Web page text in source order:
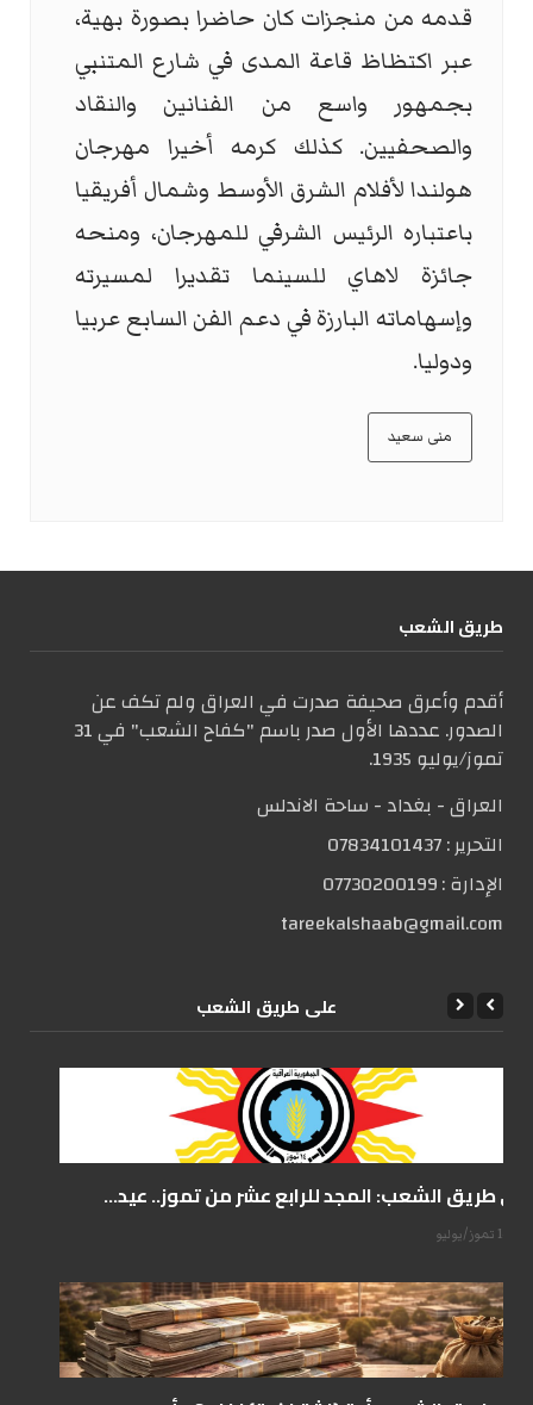
قدمه من منجزات كان حاضرا بصورة بهية،
عبر اكتظاظ قاعة المدى في شارع المتنبي
بجمهور واسع من الفنانين والنقاد
والصحفيين. كذلك كرمه أخيرا مهرجان
هولندا لأفلام الشرق الأوسط وشمال أفريقيا
باعتباره الرئيس الشرفي للمهرجان، ومنحه
جائزة لاهاي للسينما تقديرا لمسيرته
وإسهاماته البارزة في دعم الفن السابع عربيا
ودوليا.
منى سعيد
طریق الشعب
أقدم وأعرق صحيفة صدرت في العراق ولم تكف عن
الصدور. عددها الأول صدر باسم "كفاح الشعب" في 31
تموز/يوليو 1935.
العراق - بغداد - ساحة الاندلس
التحریر :07834101437
الإدارة :07730200199
tareekalshaab@gmail.com
علی طریق الشعب
على طريق الشعب: المجد للرابع عشر من تموز.. عيد...
14 تموز/يوليو